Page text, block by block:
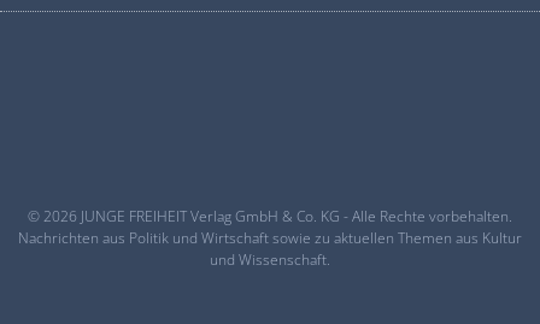
© 2026 JUNGE FREIHEIT Verlag GmbH & Co. KG - Alle Rechte vorbehalten.
Nachrichten aus Politik und Wirtschaft sowie zu aktuellen Themen aus Kultur
und Wissenschaft.